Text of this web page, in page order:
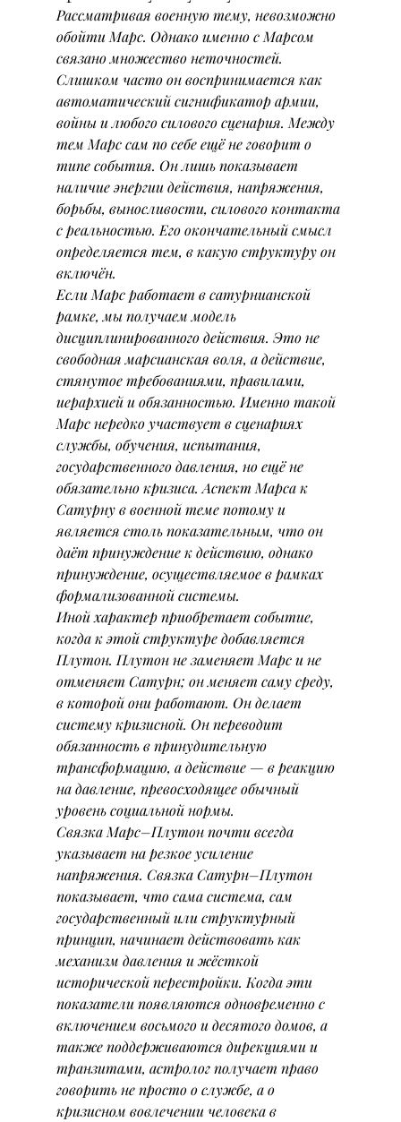
Рассматривая военную тему, невозможно
обойти Марс. Однако именно с Марсом
связано множество неточностей.
Слишком часто он воспринимается как
автоматический сигнификатор армии,
войны и любого силового сценария. Между
тем Марс сам по себе ещё не говорит о
типе события. Он лишь показывает
наличие энергии действия, напряжения,
борьбы, выносливости, силового контакта
с реальностью. Его окончательный смысл
определяется тем, в какую структуру он
включён.
Если Марс работает в сатурнианской
рамке, мы получаем модель
дисциплинированного действия. Это не
свободная марсианская воля, а действие,
стянутое требованиями, правилами,
иерархией и обязанностью. Именно такой
Марс нередко участвует в сценариях
службы, обучения, испытания,
государственного давления, но ещё не
обязательно кризиса. Аспект Марса к
Сатурну в военной теме потому и
является столь показательным, что он
даёт принуждение к действию, однако
принуждение, осуществляемое в рамках
формализованной системы.
Иной характер приобретает событие,
когда к этой структуре добавляется
Плутон. Плутон не заменяет Марс и не
отменяет Сатурн; он меняет саму среду,
в которой они работают. Он делает
систему кризисной. Он переводит
обязанность в принудительную
трансформацию, а действие — в реакцию
на давление, превосходящее обычный
уровень социальной нормы.
Связка Марс–Плутон почти всегда
указывает на резкое усиление
напряжения. Связка Сатурн–Плутон
показывает, что сама система, сам
государственный или структурный
принцип, начинает действовать как
механизм давления и жёсткой
исторической перестройки. Когда эти
показатели появляются одновременно с
включением восьмого и десятого домов, а
также поддерживаются дирекциями и
транзитами, астролог получает право
говорить не просто о службе, а о
кризисном вовлечении человека в